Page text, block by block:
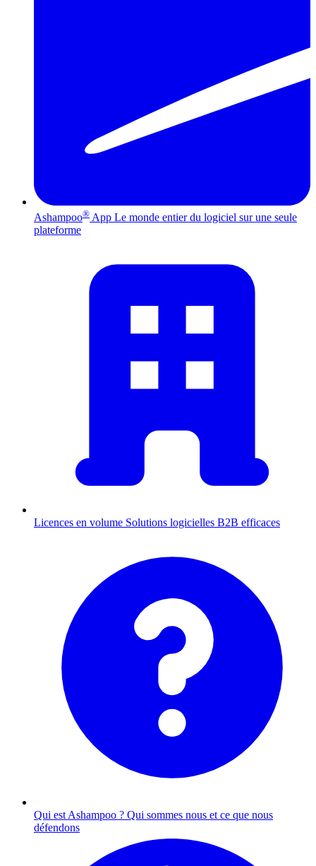
Ashampoo® App Le monde entier du logiciel sur une seule
plateforme
Licences en volume Solutions logicielles B2B efficaces
Qui est Ashampoo ? Qui sommes nous et ce que nous
défendons